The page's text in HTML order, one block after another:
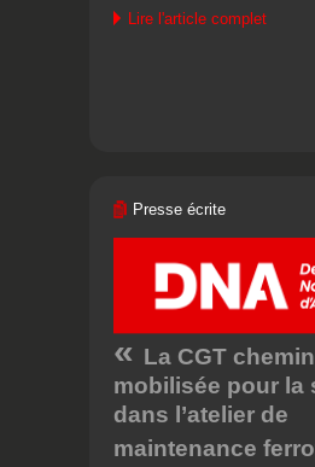
Lire l'article complet
Presse écrite
La CGT
mobilisée pour la
dans l’atelier de
maintenance